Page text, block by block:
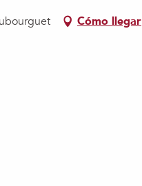
Cómo llegar